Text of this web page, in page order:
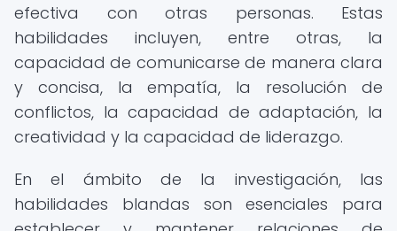
efectiva con otras personas. Estas
habilidades incluyen, entre otras, la
capacidad de comunicarse de manera clara
y concisa, la empatía, la resolución de
conflictos, la capacidad de adaptación, la
creatividad y la capacidad de liderazgo.
En el ámbito de la investigación, las
habilidades blandas son esenciales para